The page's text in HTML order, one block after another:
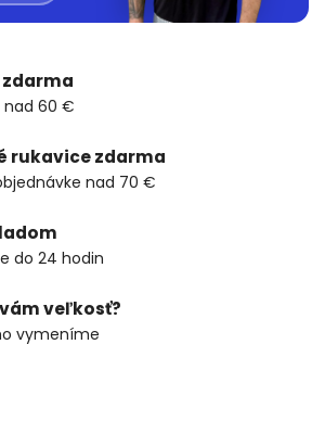
nad 60 €
rukavice zdarma
nad 70 €
do 24 hodin
veľkosť?
vymeníme